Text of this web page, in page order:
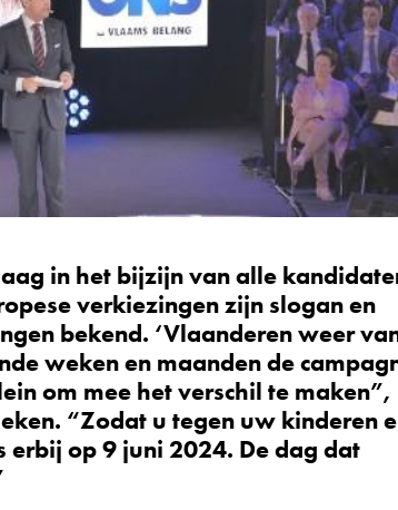
in het bijzijn van alle
verkiezingen zijn slogan en
bekend. ‘Vlaanderen weer
weken en maanden de
om mee het verschil te maken”,
“Zodat u tegen uw kinderen
op 9 juni 2024. De dag dat